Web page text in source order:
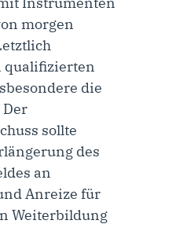
morgen
qualifizierten
die
sollte
des
an
Anreize für
Weiterbildung